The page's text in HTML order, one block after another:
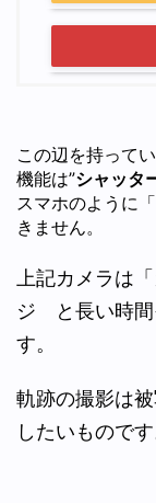
この辺を持って
機能は”シャッタ
スマホのように
きません。
上記カメラは
ジ と長い時間
す。
軌跡の撮影は
したいもので